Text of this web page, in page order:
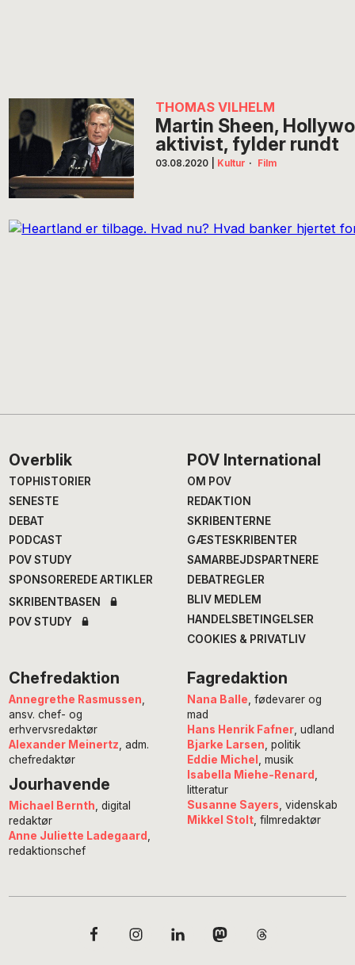
THOMAS VILHELM
Martin Sheen,
aktivist, fylder rundt
03.08.2020 Kultur · Film
Footer
Overblik
TOPHISTORIER
SENESTE
DEBAT
PODCAST
POV STUDY
SPONSOREREDE ARTIKLER
SKRIBENTBASEN
POV STUDY
POV International
OM POV
REDAKTION
SKRIBENTERNE
GÆSTESKRIBENTER
SAMARBEJDSPARTNERE
DEBATREGLER
BLIV MEDLEM
HANDELSBETINGELSER
COOKIES & PRIVATLIV
Chefredaktion
Annegrethe Rasmussen
ansv. chef- og
erhvervsredaktør
Alexander Meinertz , adm.
chefredaktør
Jourhavende
Michael Bernth , digital
redaktør
Anne Juliette Ladegaard
redaktionschef
Fagredaktion
Nana Balle , fødevarer og
mad
Hans Henrik Fafner, udland
Bjarke Larsen , politik
Eddie Michel
, musik
Isabella Miehe-Renard
litteratur
Susanne Sayers , videnskab
Mikkel Stolt, filmredaktør